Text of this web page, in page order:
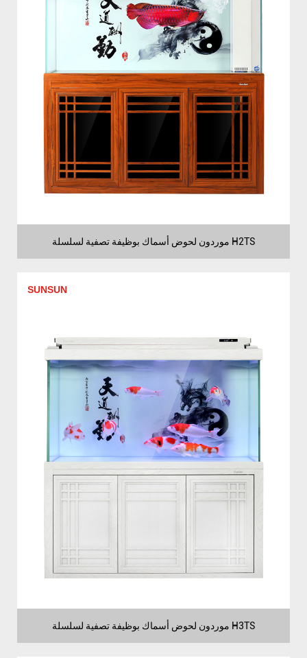
موردون لحوض أسماك بوظيفة تصفية لسلسلة H2TS
SUNSUN
موردون لحوض أسماك بوظيفة تصفية لسلسلة H3TS